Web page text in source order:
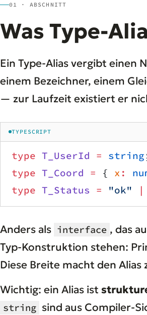
01 · ABSCHNITT
Was Type-
Ein Type-Alias vergibt einen
einem Bezeichner, einem
— zur Laufzeit existiert er
TYPESCRIPT
type T_UserId = string
type T_Coord = { x :
type T_Status = "ok" |
Anders als interface , das
Typ-Konstruktion stehen:
Diese Breite macht den
Wichtig: ein Alias ist
string sind aus Compiler-